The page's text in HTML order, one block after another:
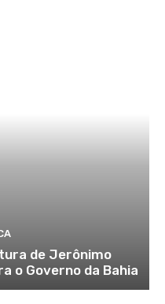
de Jerônimo
o Governo da Bahia